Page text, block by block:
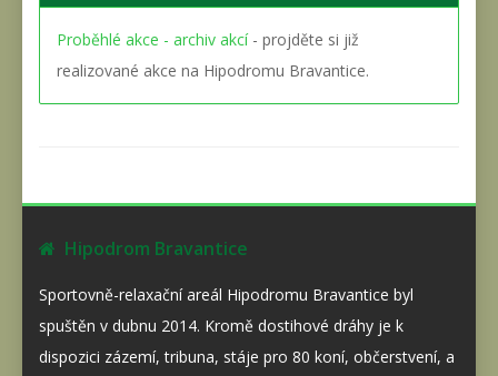
Proběhlé akce - archiv akcí- projděte si již
realizované akce na Hipodromu Bravantice.
Hipodrom Bravantice
Sportovně-relaxační areál Hipodromu Bravantice byl
spuštěn v dubnu 2014. Kromě dostihové dráhy je k
dispozici zázemí, tribuna, stáje pro 80 koní, občerstvení, a